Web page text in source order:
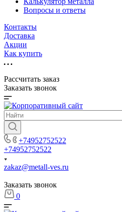
Вопросы и ответы
Контакты
Доставка
Акции
Как купить
Рассчитать заказ
Заказать звонок
+74952752522
+74952752522
zakaz@metall-ves.ru
Заказать звонок
0